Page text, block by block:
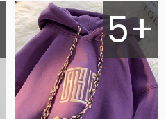
5+